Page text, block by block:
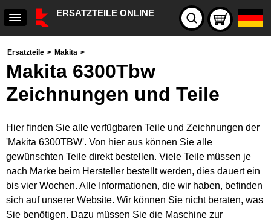
ERSATZTEILE ONLINE
Ersatzteile > Makita >
Makita 6300Tbw
Zeichnungen und Teile
Hier finden Sie alle verfügbaren Teile und Zeichnungen der
'Makita 6300TBW'. Von hier aus können Sie alle
gewünschten Teile direkt bestellen. Viele Teile müssen je
nach Marke beim Hersteller bestellt werden, dies dauert ein
bis vier Wochen. Alle Informationen, die wir haben, befinden
sich auf unserer Website. Wir können Sie nicht beraten, was
Sie benötigen. Dazu müssen Sie die Maschine zur